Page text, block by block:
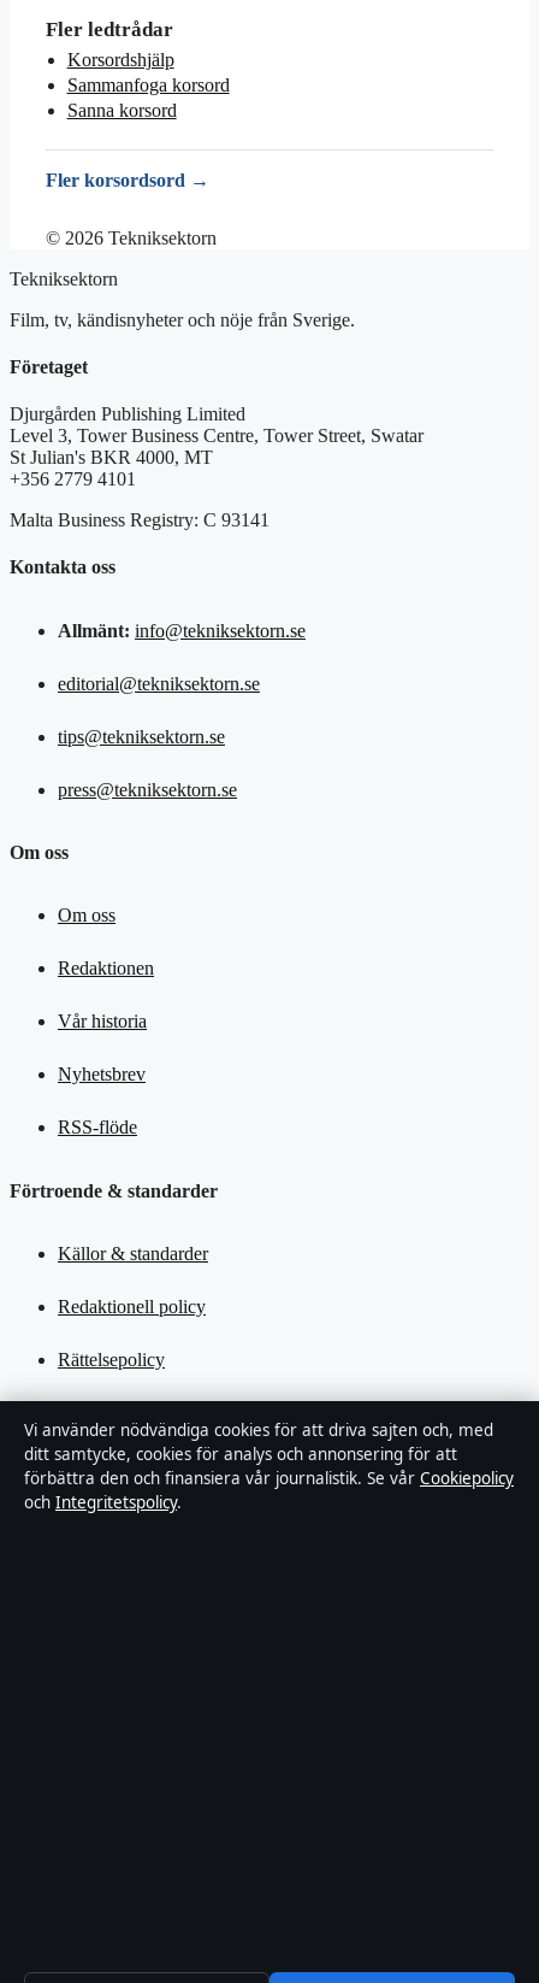
Fler ledtrådar
Korsordshjälp
Sammanfoga korsord
Sanna korsord
Fler korsordsord →
© 2026 Tekniksektorn
Tekniksektorn
Film, tv, kändisnyheter och nöje från Sverige.
Företaget
Djurgården Publishing Limited
Level 3, Tower Business Centre, Tower Street, Swatar
St Julian's BKR 4000, MT
+356 2779 4101
Malta Business Registry: C 93141
Kontakta oss
Allmänt: info@tekniksektorn.se
editorial@tekniksektorn.se
tips@tekniksektorn.se
press@tekniksektorn.se
Om oss
Om oss
Redaktionen
Vår historia
Nyhetsbrev
RSS-flöde
Förtroende & standarder
Källor & standarder
Redaktionell policy
Rättelsepolicy
Kändisar & integritet
Integritetspolicy
Vi använder nödvändiga cookies för att driva sajten och, med
ditt samtycke, cookies för analys och annonsering för att
förbättra den och finansiera vår journalistik. Se vår Cookiepolicy
och Integritetspolicy.